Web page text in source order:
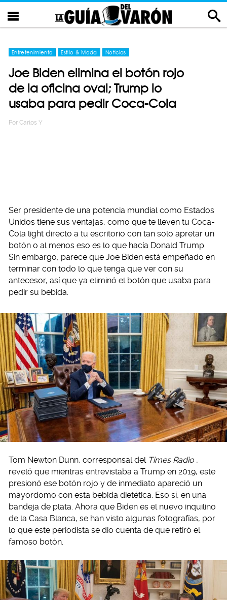
Entretenimiento Estilo & Moda Noticias
Joe Biden elimina el botón rojo
de la oficina oval; Trump lo
usaba para pedir Coca-Cola
Por Carlos Y
Ser presidente de una potencia mundial como Estados
Unidos tiene sus ventajas, como que te lleven tu Coca-
Cola light directo a tu escritorio con tan solo apretar un
botón o al menos eso es lo que hacía Donald Trump.
Sin embargo, parece que Joe Biden está empeñado en
terminar con todo lo que tenga que ver con su
antecesor, así que ya eliminó el botón que usaba para
pedir su bebida.
Tom Newton Dunn, corresponsal del Times Radio ,
reveló que mientras entrevistaba a Trump en 2019, este
presionó ese botón rojo y de inmediato apareció un
mayordomo con esta bebida dietética. Eso sí, en una
bandeja de plata. Ahora que Biden es el nuevo inquilino
de la Casa Blanca, se han visto algunas fotografías, por
lo que este periodista se dio cuenta de que retiró el
famoso botón.